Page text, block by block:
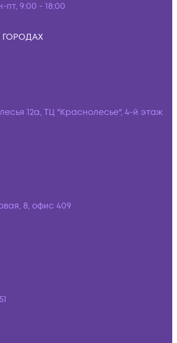
пт, 9:00 - 18:00
12а, ТЦ "Краснолесье", 4-й этаж
8, офис 409